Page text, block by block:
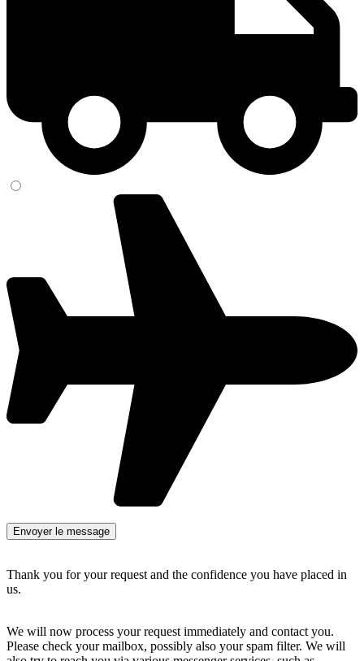
Thank you for your request and the confidence you have placed in
us.
We will now process your request immediately and contact you.
Please check your mailbox, possibly also your spam filter. We will